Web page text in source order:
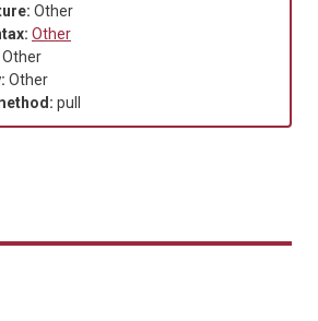
Other
Other
Other
Other
pull